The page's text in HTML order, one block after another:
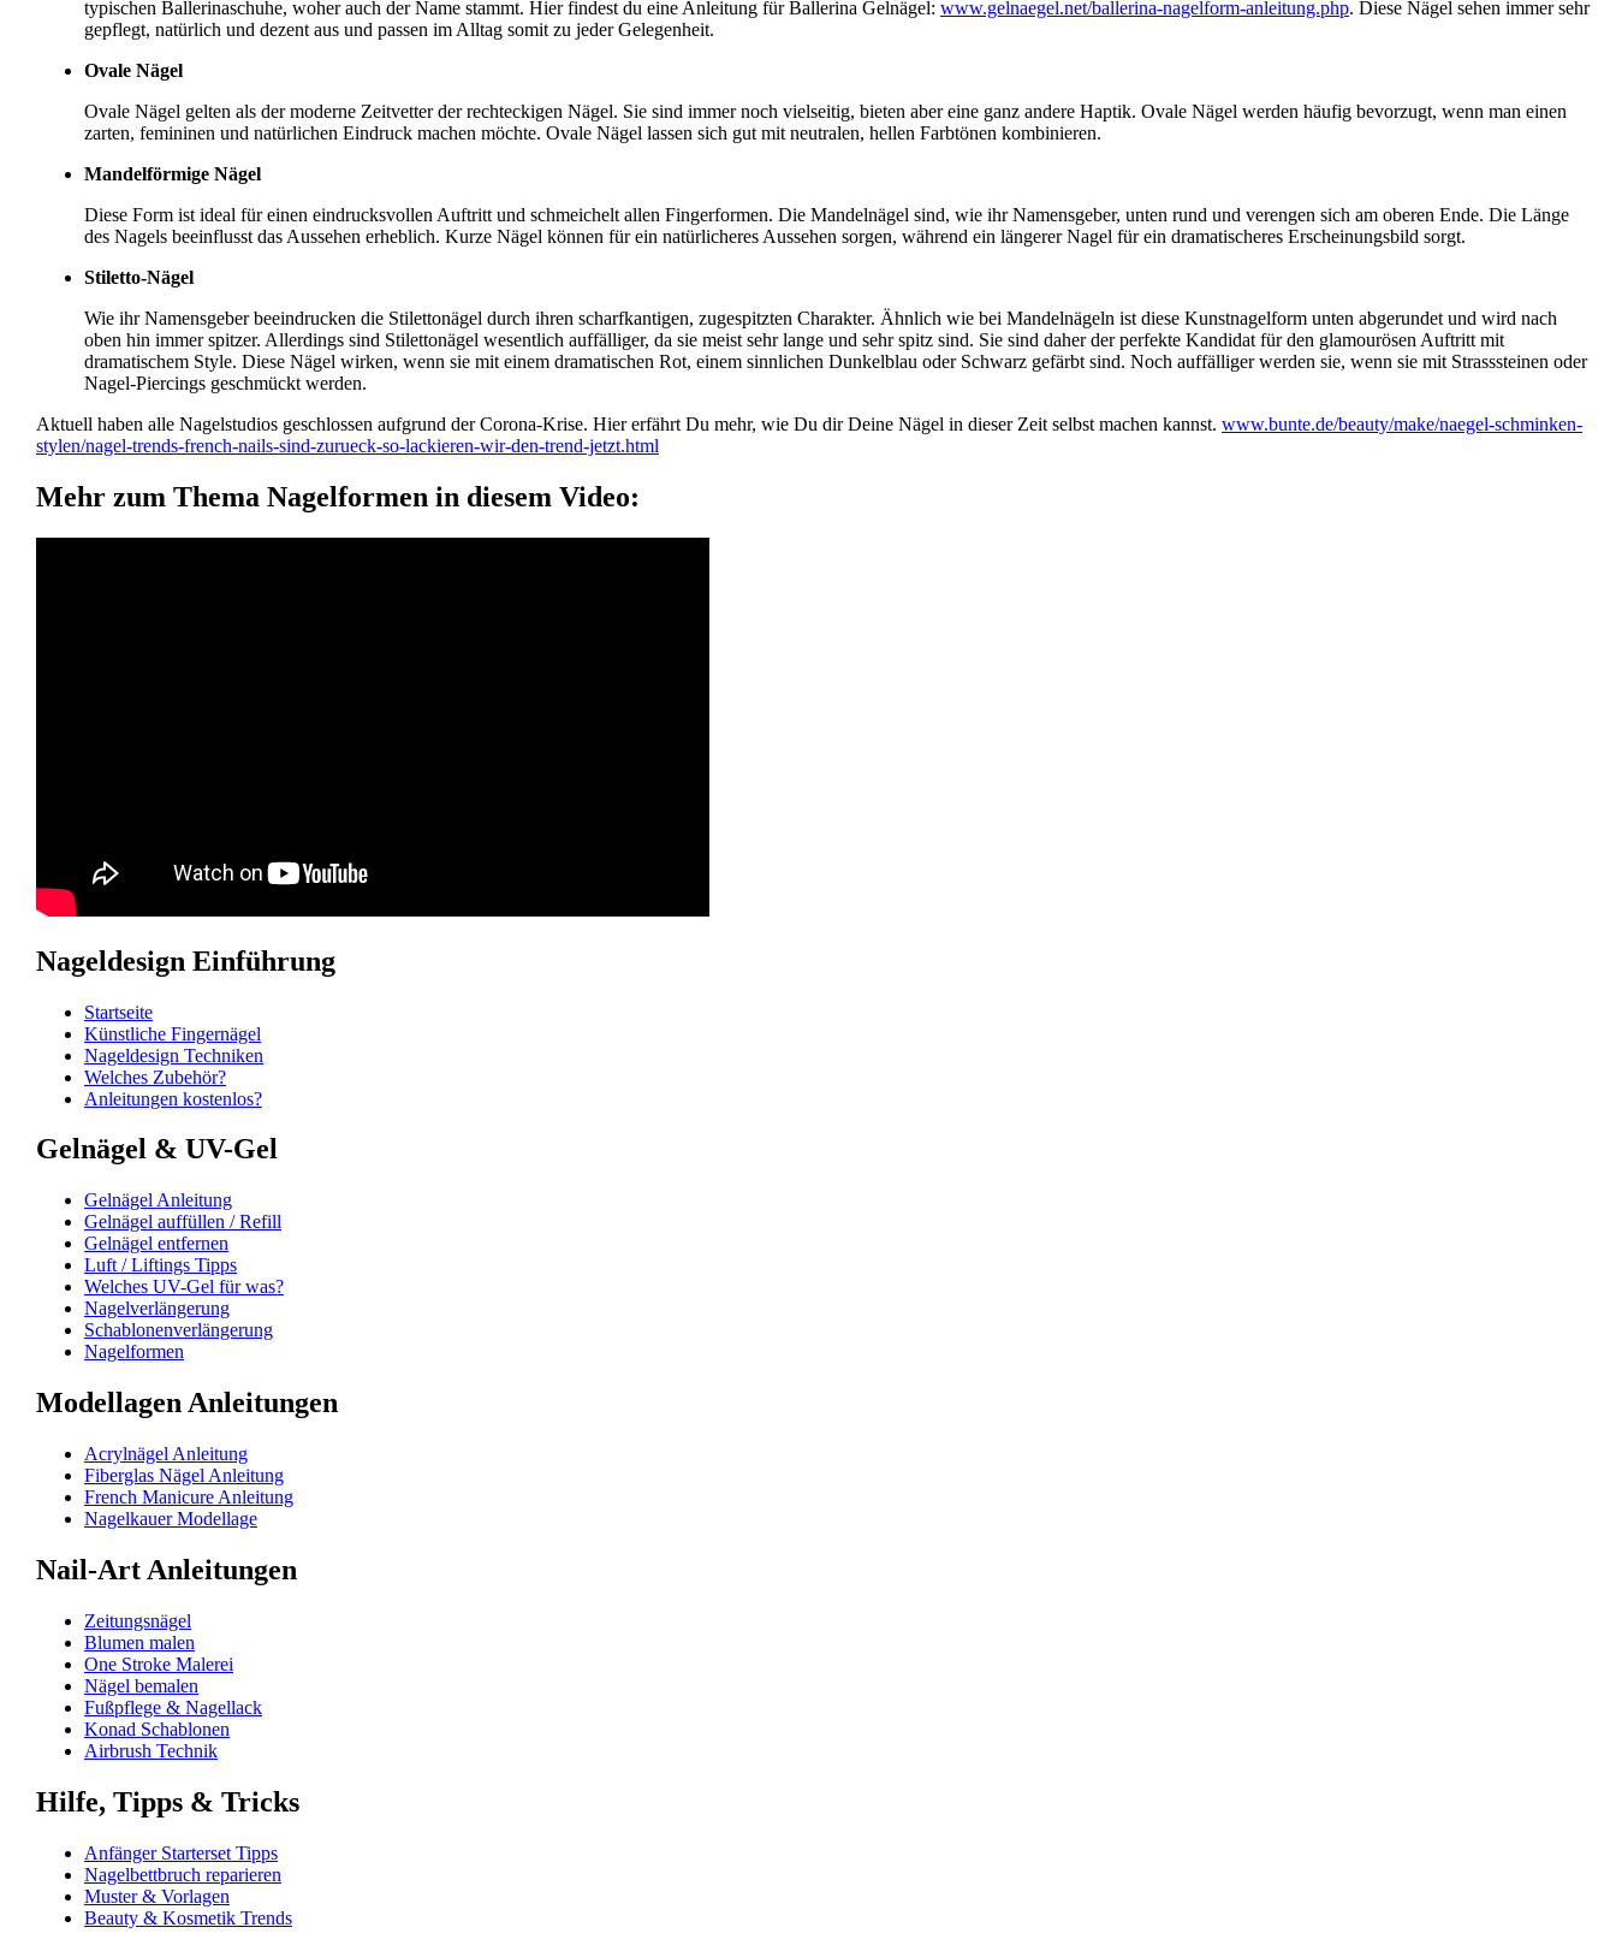
typischen Ballerinaschuhe, woher auch der Name stammt. Hier findest du eine Anleitung für Ballerina Gelnägel: www.gelnaegel.net/ballerina-nagelform-anleitung.php. Diese Nägel sehen immer sehr
gepflegt, natürlich und dezent aus und passen im Alltag somit zu jeder Gelegenheit.
Ovale Nägel
Ovale Nägel gelten als der moderne Zeitvetter der rechteckigen Nägel. Sie sind immer noch vielseitig, bieten aber eine ganz andere Haptik. Ovale Nägel werden häufig bevorzugt, wenn man einen
zarten, femininen und natürlichen Eindruck machen möchte. Ovale Nägel lassen sich gut mit neutralen, hellen Farbtönen kombinieren.
Mandelförmige Nägel
Diese Form ist ideal für einen eindrucksvollen Auftritt und schmeichelt allen Fingerformen. Die Mandelnägel sind, wie ihr Namensgeber, unten rund und verengen sich am oberen Ende. Die Länge
des Nagels beeinflusst das Aussehen erheblich. Kurze Nägel können für ein natürlicheres Aussehen sorgen, während ein längerer Nagel für ein dramatischeres Erscheinungsbild sorgt.
Stiletto-Nägel
Wie ihr Namensgeber beeindrucken die Stilettonägel durch ihren scharfkantigen, zugespitzten Charakter. Ähnlich wie bei Mandelnägeln ist diese Kunstnagelform unten abgerundet und wird nach
oben hin immer spitzer. Allerdings sind Stilettonägel wesentlich auffälliger, da sie meist sehr lange und sehr spitz sind. Sie sind daher der perfekte Kandidat für den glamourösen Auftritt mit
dramatischem Style. Diese Nägel wirken, wenn sie mit einem dramatischen Rot, einem sinnlichen Dunkelblau oder Schwarz gefärbt sind. Noch auffälliger werden sie, wenn sie mit Strasssteinen oder
Nagel-Piercings geschmückt werden.
Aktuell haben alle Nagelstudios geschlossen aufgrund der Corona-Krise. Hier erfährt Du mehr, wie Du dir Deine Nägel in dieser Zeit selbst machen kannst. www.bunte.de/beauty/make/naegel-schminken-
stylen/nagel-trends-french-nails-sind-zurueck-so-lackieren-wir-den-trend-jetzt.html
Mehr zum Thema Nagelformen in diesem Video:
Nageldesign Einführung
Startseite
Künstliche Fingernägel
Nageldesign Techniken
Welches Zubehör?
Anleitungen kostenlos?
Gelnägel & UV-Gel
Gelnägel Anleitung
Gelnägel auffüllen / Refill
Gelnägel entfernen
Luft / Liftings Tipps
Welches UV-Gel für was?
Nagelverlängerung
Schablonenverlängerung
Nagelformen
Modellagen Anleitungen
Acrylnägel Anleitung
Fiberglas Nägel Anleitung
French Manicure Anleitung
Nagelkauer Modellage
Nail-Art Anleitungen
Zeitungsnägel
Blumen malen
One Stroke Malerei
Nägel bemalen
Fußpflege & Nagellack
Konad Schablonen
Airbrush Technik
Hilfe, Tipps & Tricks
Anfänger Starterset Tipps
Nagelbettbruch reparieren
Muster & Vorlagen
Beauty & Kosmetik Trends